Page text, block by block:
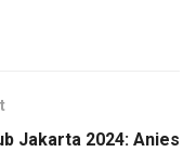
Jakarta 2024: Anies